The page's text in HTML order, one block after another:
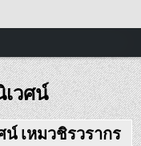
วศน์
เหมวชิรวรากร